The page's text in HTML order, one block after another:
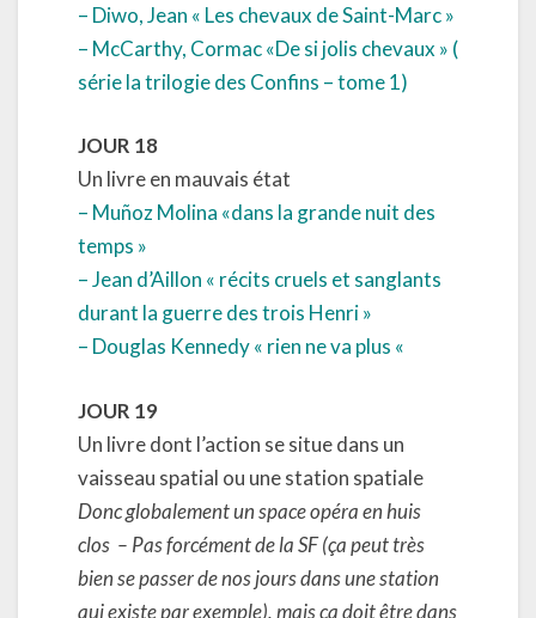
– Diwo, Jean « Les chevaux de Saint-Marc »
– McCarthy, Cormac «De si jolis chevaux » (
série la trilogie des Confins – tome 1)
JOUR 18
Un livre en mauvais état
– Muñoz Molina «dans la grande nuit des
temps »
– Jean d’Aillon « récits cruels et sanglants
durant la guerre des trois Henri »
– Douglas Kennedy « rien ne va plus «
JOUR 19
Un livre dont l’action se situe dans un
vaisseau spatial ou une station spatiale
Donc globalement un space opéra en huis
clos – Pas forcément de la SF (ça peut très
bien se passer de nos jours dans une station
qui existe par exemple), mais ça doit être dans